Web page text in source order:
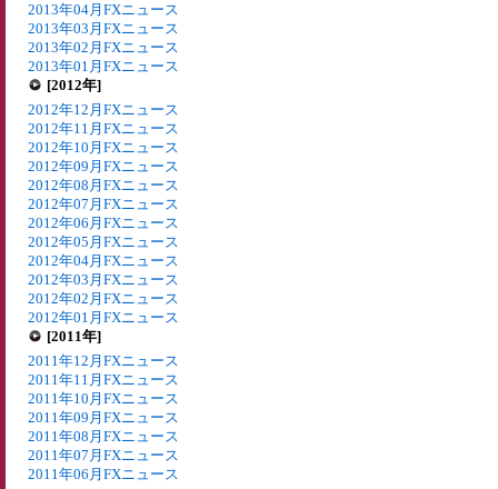
2013年04月FXニュース
2013年03月FXニュース
2013年02月FXニュース
2013年01月FXニュース
[2012年]
2012年12月FXニュース
2012年11月FXニュース
2012年10月FXニュース
2012年09月FXニュース
2012年08月FXニュース
2012年07月FXニュース
2012年06月FXニュース
2012年05月FXニュース
2012年04月FXニュース
2012年03月FXニュース
2012年02月FXニュース
2012年01月FXニュース
[2011年]
2011年12月FXニュース
2011年11月FXニュース
2011年10月FXニュース
2011年09月FXニュース
2011年08月FXニュース
2011年07月FXニュース
2011年06月FXニュース